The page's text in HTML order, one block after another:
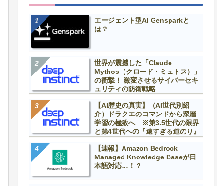
エージェント型AI Gensparkと
は？
世界が震撼した「Claude
Mythos（クロード・ミュトス）」
の衝撃！ 激変させるサイバーセキ
ュリティの防衛戦略
【AI歴史の真実】（AI世代別紹
介）ドラクエのコマンドから深層
学習の極致へ ※第3.5世代の限界
と第4世代への『遠すぎる道のり』
【速報】Amazon Bedrock
Managed Knowledge Baseが日
本語対応…！？